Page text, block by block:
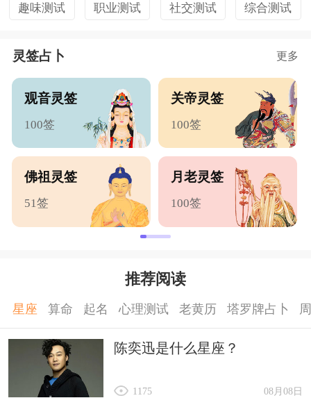
趣味测试 职业测试 社交测试 综合测试
灵签占卜 更多
观音灵签
100签
关帝灵签
100签
佛祖灵签
51签
月老灵签
100签
推荐阅读
星座 算命 起名 心理测试 老黄历 塔罗牌占卜
陈奕迅是什么星座？
08月08日
1175